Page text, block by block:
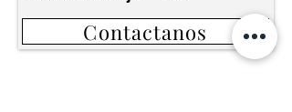
Contactanos